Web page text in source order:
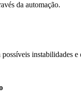
da automação.
instabilidades